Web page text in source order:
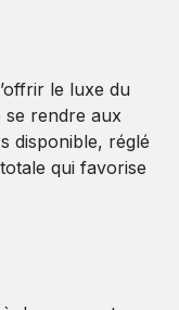
le luxe du
se rendre aux
disponible, réglé
qui favorise